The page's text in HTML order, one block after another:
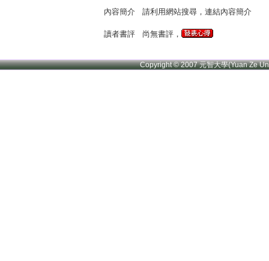
內容簡介 請利用網站搜尋，連結內容簡介
讀者書評 尚無書評，
Copyright © 2007 元智大學(Yuan Ze